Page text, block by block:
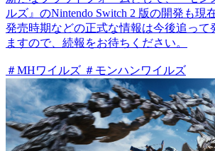
ルズ』のNintendo Switch 2 版の開発も現
発売時期などの正式な情報は今後追って
ますので、続報をお待ちください。
＃MHワイルズ ＃モンハンワイルズ